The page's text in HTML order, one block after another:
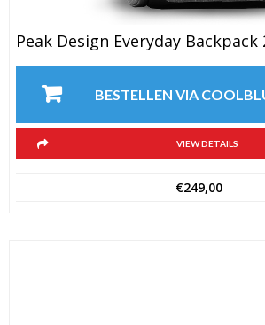
BESTELLEN VIA
VIEW DETAILS
€249,00